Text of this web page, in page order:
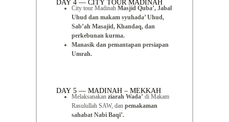
DAY 4 — CITY TOUR MADINAH
City tour MadinahMasjid Quba’, Jabal
Uhud dan makam syuhada’ Uhud,
Sab’ah Masajid, Khandaq, dan
perkebunan kurma.
Manasik dan pemantapan persiapan
Umrah.
DAY 5 — MADINAH – MEKKAH
Melaksanakanziarah Wada’ di Makam
Rasulullah SAW, danpemakaman
sahabat Nabi Baqi’.